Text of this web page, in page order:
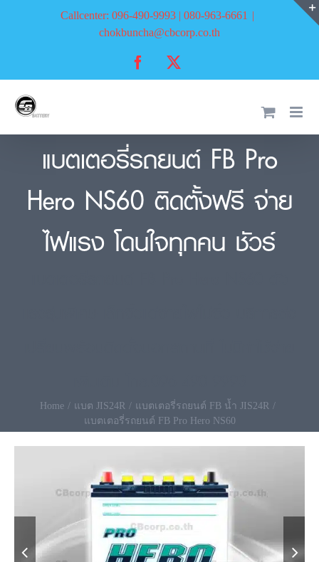
Callcenter: 096-490-9993 | 080-963-6661 |
chokbuncha@cbcorp.co.th
Facebook
แบตเตอรี่รถยนต์ FB Pro
Hero NS60 ติดตั้งฟรี จ่าย
ไฟแรง โดนใจทุกคน ชัวร์
Home แบต JIS24R
แบตเตอรี่รถยนต์ FB น้ำ JIS24R
แบตเตอรี่รถยนต์ FB Pro Hero NS60
 